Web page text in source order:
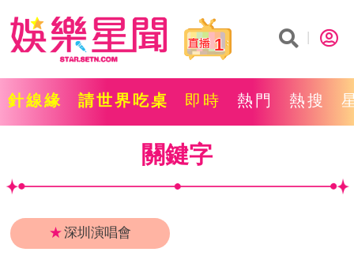
1
針線緣 請世界吃桌 即時 熱門 熱搜
關鍵字
★深圳演唱會